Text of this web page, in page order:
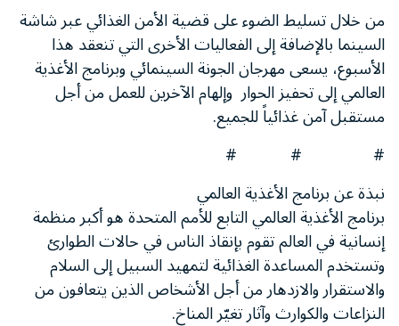
من خلال تسليط الضوء على قضية الأمن الغذائي عبر شاشة
السينما بالإضافة إلى الفعاليات الأخرى التي تنعقد هذا
الأسبوع، يسعى مهرجان الجونة السينمائي وبرنامج الأغذية
العالمي إلى تحفيز الحوار وإلهام الآخرين للعمل من أجل
مستقبل آمن غذائياً للجميع.
# # #
نبذة عن برنامج الأغذية العالمي
برنامج الأغذية العالمي التابع للأمم المتحدة هو أكبر منظمة
إنسانية في العالم تقوم بإنقاذ الناس في حالات الطوارئ
وتستخدم المساعدة الغذائية لتمهيد السبيل إلى السلام
والاستقرار والازدهار من أجل الأشخاص الذين يتعافون من
النزاعات والكوارث وآثار تغيّر المناخ.